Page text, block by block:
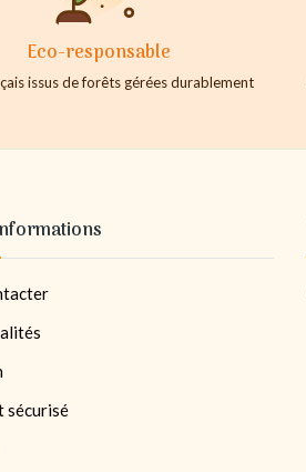
Eco-responsable
issus de forêts gérées durablement
sécurisé